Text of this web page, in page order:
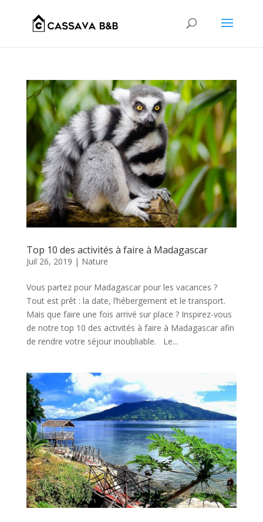
Top 10 des activités à faire à Madagascar
Juil 26, 2019 | Nature
Vous partez pour Madagascar pour les vacances ?
Tout est prêt : la date, l’hébergement et le transport.
Mais que faire une fois arrivé sur place ? Inspirez-vous
de notre top 10 des activités à faire à Madagascar afin
de rendre votre séjour inoubliable. Le...